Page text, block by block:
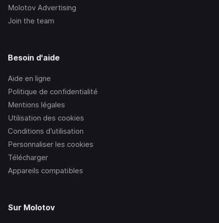
Molotov Advertising
Join the team
Besoin d'aide
Aide en ligne
Politique de confidentialité
Mentions légales
Utilisation des cookies
Conditions d’utilisation
Personnaliser les cookies
Télécharger
Appareils compatibles
Sur Molotov